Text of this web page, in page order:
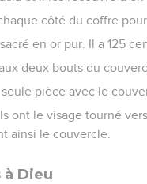
côté du coffre
en or pur. Il a 125
deux bouts du
pièce avec le
ont le visage tourné
ainsi le couvercle.
Dieu